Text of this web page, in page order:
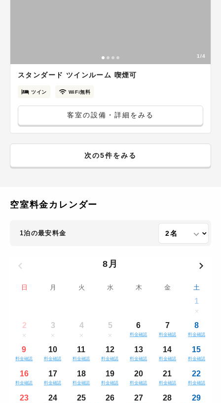
1/4
スタンダード ツインルーム 喫煙可
ツイン WiFi無料
客室の設備・詳細をみる
次の5件をみる
空室料金カレンダー
1泊の最安料金
8月
日 月 火 水 木 金 土
1
2 3 4 5 6
料金確認
7
料金確認
8
料金確認
9
料金確認
10
料金確認
11
料金確認
12
料金確認
13
料金確認
14
料金確認
15
料金確認
16
料金確認
17
料金確認
18
料金確認
19
料金確認
20
料金確認
21
料金確認
22
料金確認
23 24 25 26 27 28 29